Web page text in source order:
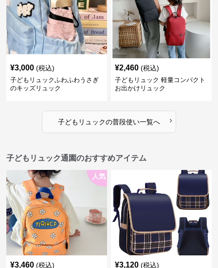
¥3,000 (税込)
子どもリュックふわふわうさぎ
のキッズリュック
¥2,460 (税込)
子どもリュック 軽量コンパクト
お出かけリュック
子どもリュックの普段使い一覧へ ›
子どもリュック通園のおすすめアイテム
人気
¥3,460 (税込) ¥3,120 (税込)